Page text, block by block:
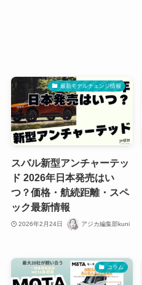
最新モデルチェンジ情報
スバル新型アンチャーテッ
ド 2026年日本発売はい
つ？価格・航続距離・スペ
ック最新情報
2026年2月24日 アジカ編集部kuni
コラム